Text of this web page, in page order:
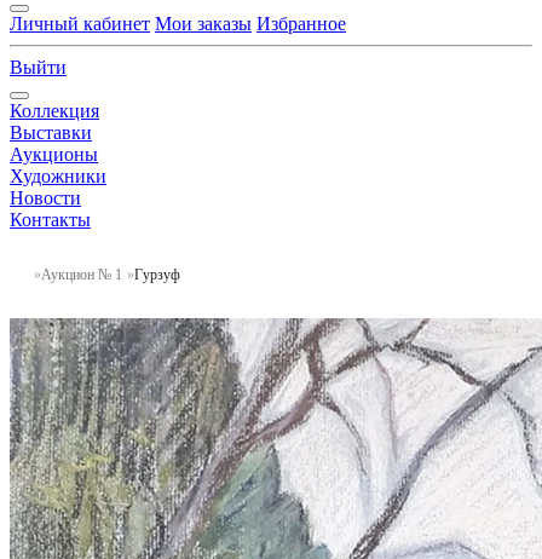
Личный кабинет Мои заказы Избранное
Выйти
Коллекция
Выставки
Аукционы
Художники
Новости
Контакты
Аукцион № 1 Гурзуф